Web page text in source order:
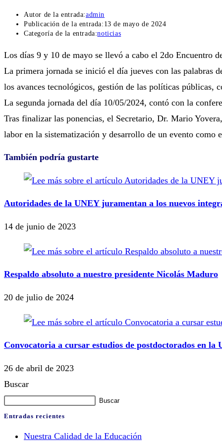
Autor de la entrada:admin
Publicación de la entrada: 13 de mayo de 2024
Categoría de la entrada:noticias
Los días 9 y 10 de mayo se llevó a cabo el 2do Encuentro
La primera jornada se inició el día jueves con las palabras
los avances tecnológicos, gestión de las políticas públicas,
La segunda jornada del día 10/05/2024, contó con la
Tras finalizar las ponencias, el Secretario, Dr. Mario
labor en la sistematización y desarrollo de un evento como
También podría gustarte
Autoridades de la UNEY juramentan a los nuevos
14 de junio de 2023
Respaldo absoluto a nuestro presidente Nicolás Maduro
20 de julio de 2024
Convocatoria a cursar estudios de postdoctorados en la
26 de abril de 2023
Buscar
Buscar
Entradas recientes
Nuestra Calidad de la Educación